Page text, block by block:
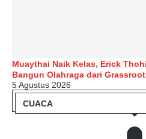
Muaythai Naik Kelas, Erick
Bangun Olahraga dari
5 Agustus 2026
CUACA